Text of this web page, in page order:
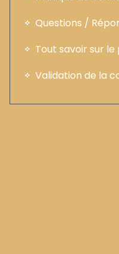
Questions /
Tout savoir sur
Validation de la